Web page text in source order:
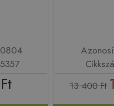
13 400 Ft